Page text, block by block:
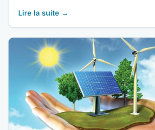
Lire la suite →